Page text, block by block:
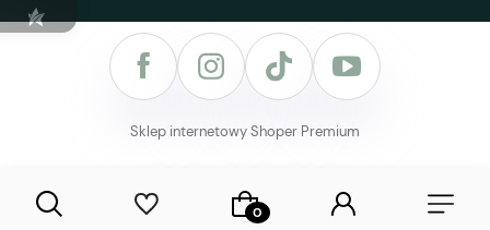
Sklep internetowy Shoper Premium